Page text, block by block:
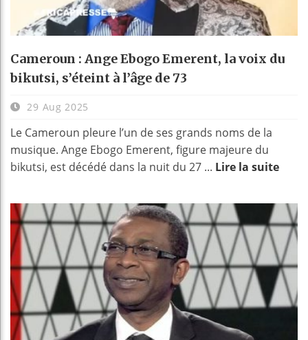
Cameroun : Ange Ebogo Emerent, la voix du
bikutsi, s’éteint à l’âge de 73
29 Aug 2025
Le Cameroun pleure l’un de ses grands noms de la
musique. Ange Ebogo Emerent, figure majeure du
bikutsi, est décédé dans la nuit du 27 ... Lire la suite